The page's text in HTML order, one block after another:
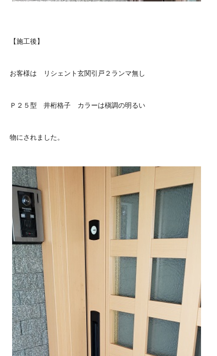
【施工後】
お客様は リシェント玄関引戸２ランマ無し
Ｐ２５型 井桁格子 カラーは槇調の明るい
物にされました。